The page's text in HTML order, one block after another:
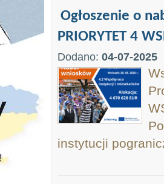
Ogłoszenie o
PRIORYTET 4
Dodano: 04-07-2025
instytucji